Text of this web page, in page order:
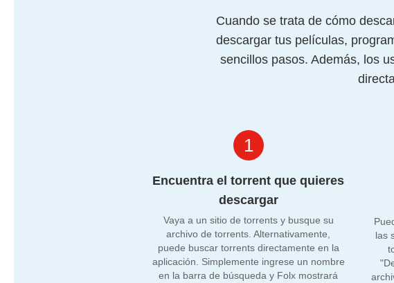
Cuando se trata de cómo
descargar tus películas,
sencillos pasos. Además, los
1
Encuentra el torrent que quieres
descargar
Vaya a un sitio de torrents y busque su
archivo de torrents. Alternativamente,
puede buscar torrents directamente en la
aplicación. Simplemente ingrese un nombre
en la barra de búsqueda y Folx mostrará
las